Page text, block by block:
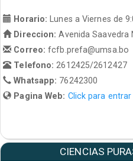
Horario: Lunes a Viernes de
Direccion: Avenida Saavedra
Correo:fcfb.prefa@umsa.bo
Telefono:2612425/2612427
Whatsapp: 76242300
Pagina Web: Click para
CIENCIAS